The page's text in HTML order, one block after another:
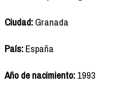
Ciudad:Granada
País:España
Año de nacimiento:1993